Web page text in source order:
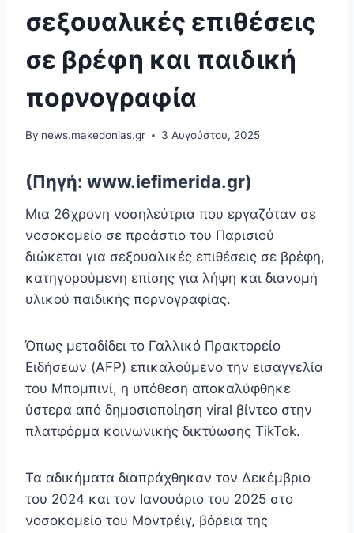
σεξουαλικές επιθέσεις
σε βρέφη και παιδική
πορνογραφία
By news.makedonias.gr 3 Αυγούστου, 2025
(Πηγή: www.iefimerida.gr)
Μια 26χρονη νοσηλεύτρια που εργαζόταν σε
νοσοκομείο σε προάστιο του Παρισιού
διώκεται για σεξουαλικές επιθέσεις σε βρέφη,
κατηγορούμενη επίσης για λήψη και διανομή
υλικού παιδικής πορνογραφίας.
Όπως μεταδίδει το Γαλλικό Πρακτορείο
Ειδήσεων (AFP) επικαλούμενο την εισαγγελία
του Μπομπινί, η υπόθεση αποκαλύφθηκε
ύστερα από δημοσιοποίηση viral βίντεο στην
πλατφόρμα κοινωνικής δικτύωσης TikTok.
Τα αδικήματα διαπράχθηκαν τον Δεκέμβριο
του 2024 και τον Ιανουάριο του 2025 στο
νοσοκομείο του Μοντρέιγ, βόρεια της